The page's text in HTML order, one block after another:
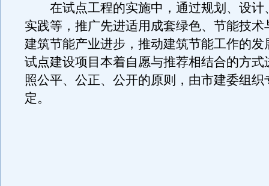
在试点工程的实施中，通过规划、设计
实践等，推广先进适用成套绿色、节能技术
建筑节能产业进步，推动建筑节能工作的发
试点建设项目本着自愿与推荐相结合的方式
照公平、公正、公开的原则，由市建委组织
定。